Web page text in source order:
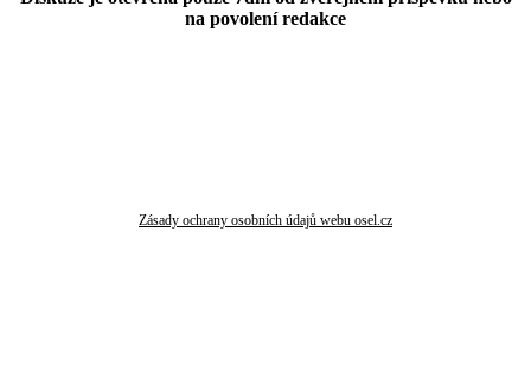
na povolení redakce
Zásady ochrany osobních údajů webu osel.cz